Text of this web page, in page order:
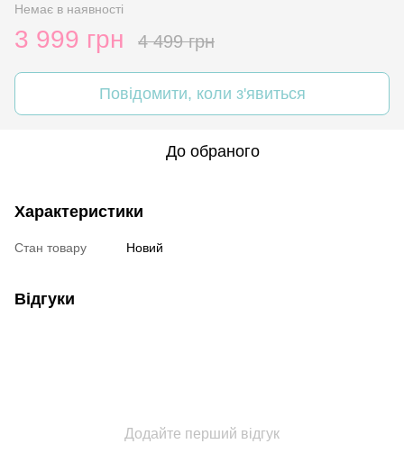
Немає в наявності
3 999 грн 4 499 грн
Повідомити, коли з'явиться
До обраного
Характеристики
Стан товару Новий
Відгуки
Додайте перший відгук